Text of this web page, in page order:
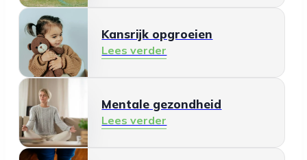
Kansrijk opgroeien
Lees verder
Mentale gezondheid
Lees verder